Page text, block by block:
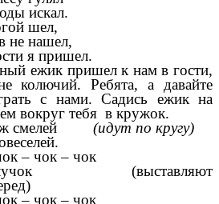
искал.
шел,
не нашел,
я пришел.
ежик пришел к нам в гости,
колючий. Ребята, а давайте
с нами. Садись ежик на
вокруг тебя в кружок.
еж смелей (идут по кругу)
– чок – чок
(выставляют
– чок – чок